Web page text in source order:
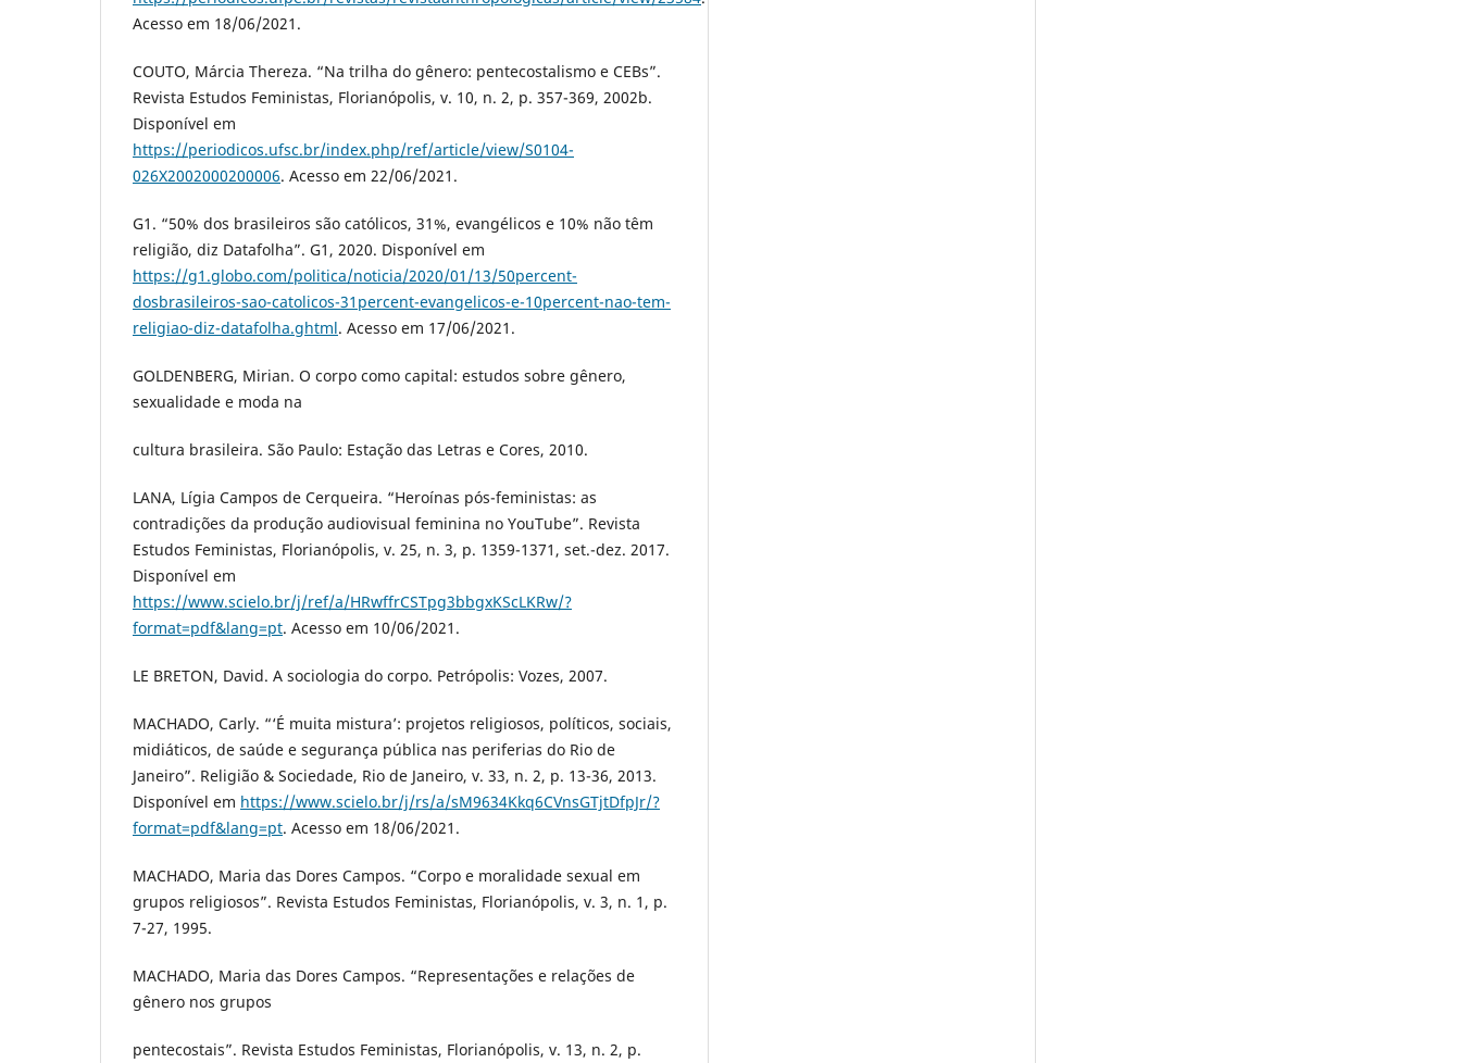
Acesso em 18/06/2021.
COUTO, Márcia Thereza. “Na trilha do gênero: pentecostalismo e CEBs”.
Revista Estudos Feministas, Florianópolis, v. 10, n. 2, p. 357-369, 2002b.
Disponível em
https://periodicos.ufsc.br/index.php/ref/article/view/S0104-
026X2002000200006. Acesso em 22/06/2021.
G1. “50% dos brasileiros são católicos, 31%, evangélicos e 10% não têm
religião, diz Datafolha”. G1, 2020. Disponível em
https://g1.globo.com/politica/noticia/2020/01/13/50percent-
dosbrasileiros-sao-catolicos-31percent-evangelicos-e-10percent-nao-tem-
religiao-diz-datafolha.ghtml. Acesso em 17/06/2021.
GOLDENBERG, Mirian. O corpo como capital: estudos sobre gênero,
sexualidade e moda na
cultura brasileira. São Paulo: Estação das Letras e Cores, 2010.
LANA, Lígia Campos de Cerqueira. “Heroínas pós-feministas: as
contradições da produção audiovisual feminina no YouTube”. Revista
Estudos Feministas, Florianópolis, v. 25, n. 3, p. 1359-1371, set.-dez. 2017.
Disponível em
https://www.scielo.br/j/ref/a/HRwffrCSTpg3bbgxKScLKRw/?
format=pdf&lang=pt. Acesso em 10/06/2021.
LE BRETON, David. A sociologia do corpo. Petrópolis: Vozes, 2007.
MACHADO, Carly. “‘É muita mistura’: projetos religiosos, políticos, sociais,
midiáticos, de saúde e segurança pública nas periferias do Rio de
Janeiro”. Religião & Sociedade, Rio de Janeiro, v. 33, n. 2, p. 13-36, 2013.
Disponível em https://www.scielo.br/j/rs/a/sM9634Kkq6CVnsGTjtDfpJr/?
format=pdf&lang=pt. Acesso em 18/06/2021.
MACHADO, Maria das Dores Campos. “Corpo e moralidade sexual em
grupos religiosos”. Revista Estudos Feministas, Florianópolis, v. 3, n. 1, p.
7-27, 1995.
MACHADO, Maria das Dores Campos. “Representações e relações de
gênero nos grupos
pentecostais”. Revista Estudos Feministas, Florianópolis, v. 13, n. 2, p.